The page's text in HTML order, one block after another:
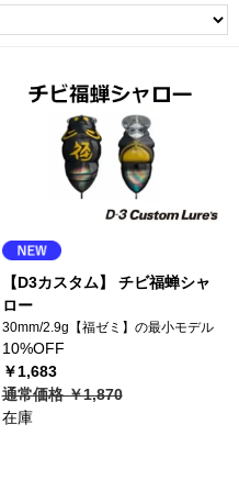
【D3カスタム】 チビ福蝉シャ
ロー
30mm/2.9g【福ゼミ】の最小モデル
10%OFF
￥1,683
通常価格 ￥1,870
在庫